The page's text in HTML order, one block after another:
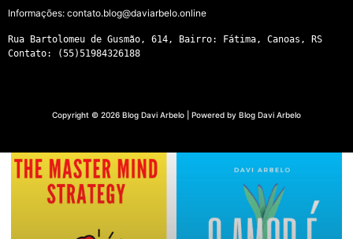
Informações: contato.blog@daviarbelo.online
Rua Bartolomeu de Gusmão, 614, Bairro: Fátima, Canoas, RS
Contato: (55)51984326188
Copyright © 2026 Blog Davi Arbelo | Powered by Blog Davi Arbelo